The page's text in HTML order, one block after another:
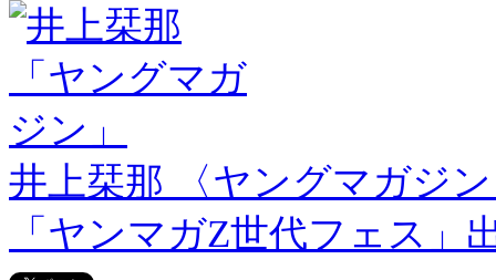
井上栞那 〈ヤングマガジ
「ヤンマガZ世代フェス」